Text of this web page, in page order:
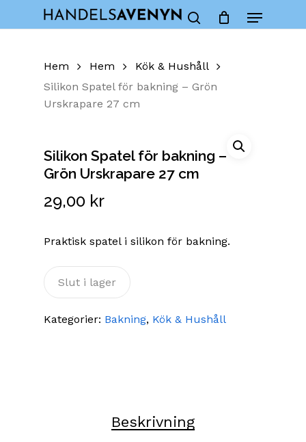
Menu
Cart Close
Hem Hem
Kök & Hushåll
Silikon Spatel för bakning – Grön
Urskrapare 27 cm
Silikon Spatel för bakning –
Grön Urskrapare 27 cm
29,00 kr
Praktisk spatel i silikon för bakning.
Slut i lager
Kategorier: Bakning, Kök & Hushåll
Beskrivning